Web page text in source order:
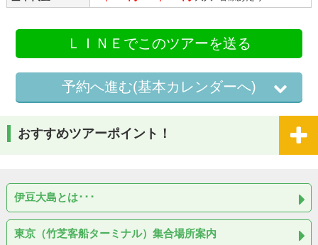
ＬＩＮＥでこのツアーを送る
予約へ進む(基本カレンダーへ)
おすすめツアーポイント！
伊豆大島とは･･･
東京（竹芝客船ターミナル）集合場所案内